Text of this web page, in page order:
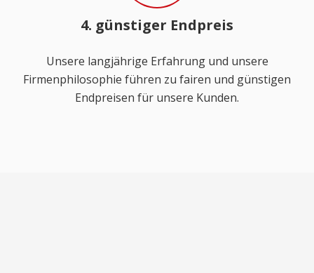
4. günstiger Endpreis
Unsere langjährige Erfahrung und unsere
Firmenphilosophie führen zu fairen und günstigen
Endpreisen für unsere Kunden.